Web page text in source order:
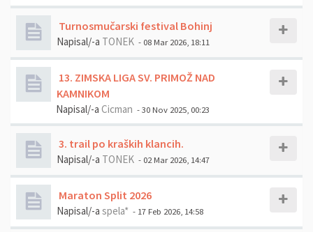
Turnosmučarski festival Bohinj
Napisal/-a TONEK - 08 Mar 2026, 18:11
13. ZIMSKA LIGA SV. PRIMOŽ NAD
KAMNIKOM
Napisal/-a Cicman - 30 Nov 2025, 00:23
3. trail po kraških klancih.
Napisal/-a TONEK - 02 Mar 2026, 14:47
Maraton Split 2026
Napisal/-a spela* - 17 Feb 2026, 14:58